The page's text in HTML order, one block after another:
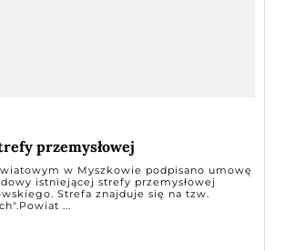
przemysłowej
w Myszkowie podpisano umowę
istniejącej strefy przemysłowej
Strefa znajduje się na tzw.
...